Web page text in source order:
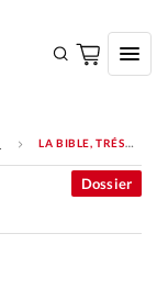
LA BIBLE, TRÉSOR POUR LEQUEL L’ENGOUEMENT NE TARIT PAS
Dossier